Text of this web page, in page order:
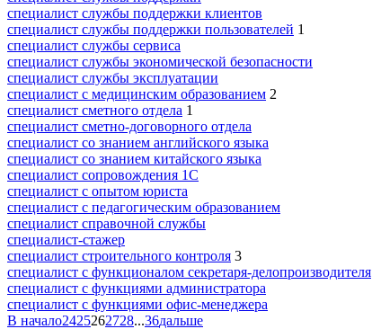
специалист службы поддержки клиентов
специалист службы поддержки пользователей 1
специалист службы сервиса
специалист службы экономической безопасности
специалист службы эксплуатации
специалист с медицинским образованием 2
специалист сметного отдела 1
специалист сметно-договорного отдела
специалист со знанием английского языка
специалист со знанием китайского языка
специалист сопровождения 1С
специалист с опытом юриста
специалист с педагогическим образованием
специалист справочной службы
специалист-стажер
специалист строительного контроля 3
специалист с функционалом секретаря-делопроизводителя
специалист с функциями администратора
специалист с функциями офис-менеджера
В начало2425262728...36дальше